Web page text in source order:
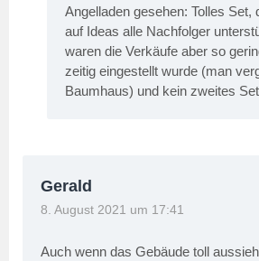
Angelladen gesehen: Tolles Set,
auf Ideas alle Nachfolger
waren die Verkäufe aber so
zeitig eingestellt wurde (man
Baumhaus) und kein zweites
Gerald
8. August 2021 um 17:41
Auch wenn das Gebäude toll